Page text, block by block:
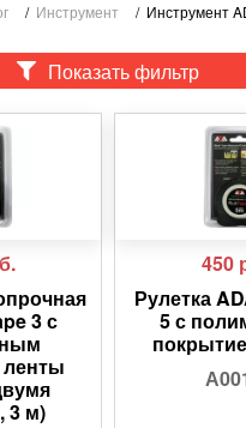
/ Инструмент / Инструмент
Показать фильтр
3 с
3 м)
450
Рулетка
5 с